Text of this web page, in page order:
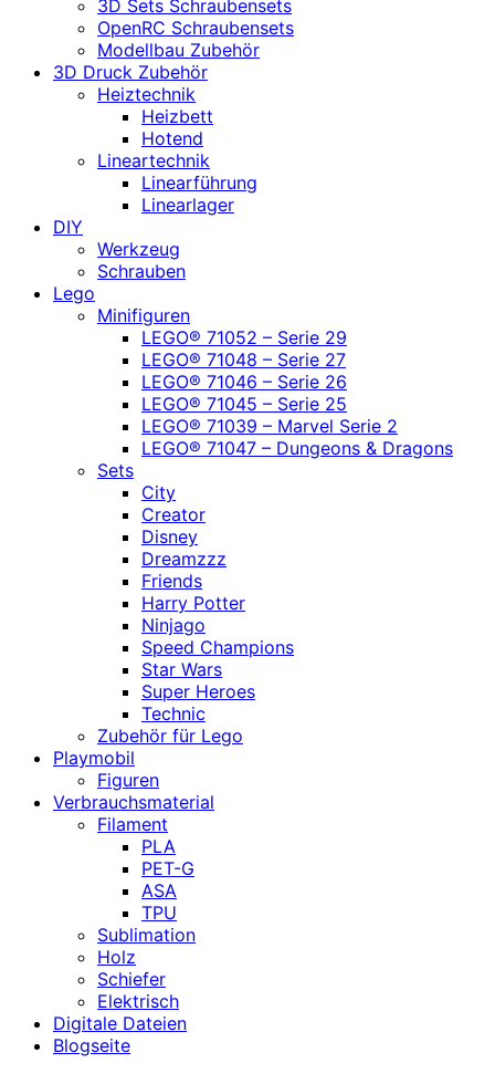
3D Sets Schraubensets
OpenRC Schraubensets
Modellbau Zubehör
3D Druck Zubehör
Heiztechnik
Heizbett
Hotend
Lineartechnik
Linearführung
Linearlager
DIY
Werkzeug
Schrauben
Lego
Minifiguren
LEGO® 71052 – Serie 29
LEGO® 71048 – Serie 27
LEGO® 71046 – Serie 26
LEGO® 71045 – Serie 25
LEGO® 71039 – Marvel Serie 2
LEGO® 71047 – Dungeons & Dragons
Sets
City
Creator
Disney
Dreamzzz
Friends
Harry Potter
Ninjago
Speed Champions
Star Wars
Super Heroes
Technic
Zubehör für Lego
Playmobil
Figuren
Verbrauchsmaterial
Filament
PLA
PET-G
ASA
TPU
Sublimation
Holz
Schiefer
Elektrisch
Digitale Dateien
Blogseite